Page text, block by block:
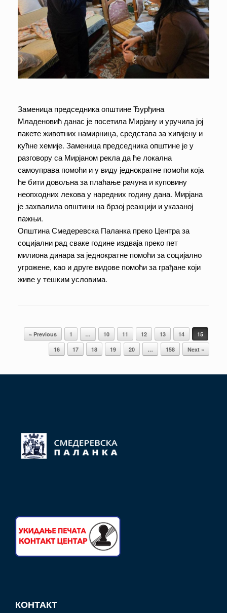
Заменица председника општине Ђурђина
Младеновић данас је посетила Мирјану и уручила јој
пакете животних намирница, средстава за хигијену и
кућне хемије. Заменица председника општине је у
разговору са Мирјаном рекла да ће локална
самоуправа помоћи и у виду једнократне помоћи која
ће бити довољна за плаћање рачуна и куповину
неопходних лекова у наредних годину дана. Мирјана
је захвалила општини на брзој реакцији и указаној
пажњи.
Општина Смедеревска Паланка преко Центра за
социјални рад сваке године издваја преко пет
милиона динара за једнократне помоћи за социјално
угрожене, као и друге видове помоћи за грађане који
живе у тешким условима.
Post navigation
« Previous 1 … 10 11 12 13 14
15
16
17 18 19 20 … 158 Next »
КОНТАКТ